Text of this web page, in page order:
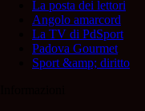
La posta dei lettori
Angolo amarcord
La TV di PdSport
Padova Gourmet
Sport &amp; diritto